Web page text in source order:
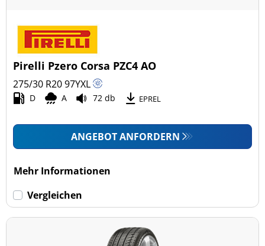
Pirelli Pzero Corsa PZC4 AO
275/30 R2097YXL
D A 72 db EPREL
ANGEBOT ANFORDERN
Mehr Informationen
Vergleichen